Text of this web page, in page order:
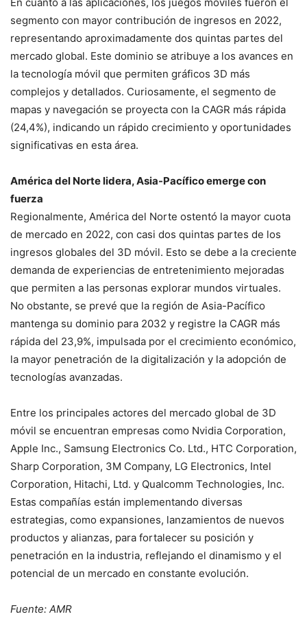
segmento con mayor contribución de ingresos en 2022,
representando aproximadamente dos quintas partes del
mercado global. Este dominio se atribuye a los avances en
la tecnología móvil que permiten gráficos 3D más
complejos y detallados. Curiosamente, el segmento de
mapas y navegación se proyecta con la CAGR más rápida
(24,4%), indicando un rápido crecimiento y oportunidades
significativas en esta área.
América del Norte lidera, Asia-Pacífico emerge con
fuerza
Regionalmente, América del Norte ostentó la mayor cuota
de mercado en 2022, con casi dos quintas partes de los
ingresos globales del 3D móvil. Esto se debe a la creciente
demanda de experiencias de entretenimiento mejoradas
que permiten a las personas explorar mundos virtuales.
No obstante, se prevé que la región de Asia-Pacífico
mantenga su dominio para 2032 y registre la CAGR más
rápida del 23,9%, impulsada por el crecimiento económico,
la mayor penetración de la digitalización y la adopción de
tecnologías avanzadas.
Entre los principales actores del mercado global de 3D
móvil se encuentran empresas como Nvidia Corporation,
Apple Inc., Samsung Electronics Co. Ltd., HTC Corporation,
Sharp Corporation, 3M Company, LG Electronics, Intel
Corporation, Hitachi, Ltd. y Qualcomm Technologies, Inc.
Estas compañías están implementando diversas
estrategias, como expansiones, lanzamientos de nuevos
productos y alianzas, para fortalecer su posición y
penetración en la industria, reflejando el dinamismo y el
potencial de un mercado en constante evolución.
Fuente: AMR